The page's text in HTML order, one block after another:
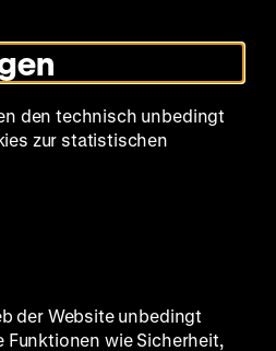
Sprache
Über uns
den technisch unbedingt
zur statistischen
der Website unbedingt
wie Sicherheit,